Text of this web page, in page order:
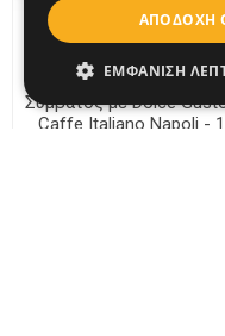
Ιταλικός Καφές
Συμβατός με Dolce
Caffe Italiano Napoli -
ΑΠΟΔΟΧΉ
ΕΜΦΆΝΙΣΗ